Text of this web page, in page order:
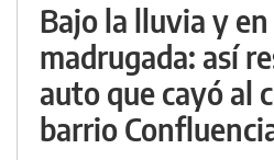
Bajo la lluvia y
madrugada: así
auto que cayó al
barrio